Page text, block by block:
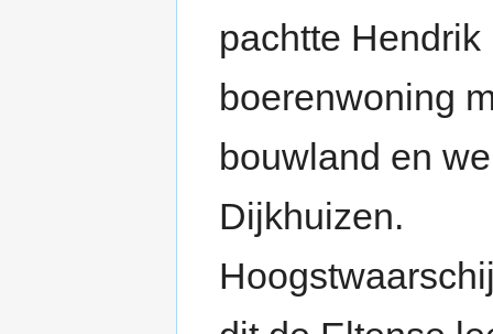
pachtte
boerenwoning
bouwland en
Dijkhuizen.